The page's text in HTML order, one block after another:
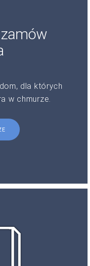
dla których
w chmurze.